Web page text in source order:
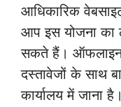
आधिकारिक
आप इस योजना
सकते हैं।
दस्तावेजों के साथ
कार्यालय में जाना